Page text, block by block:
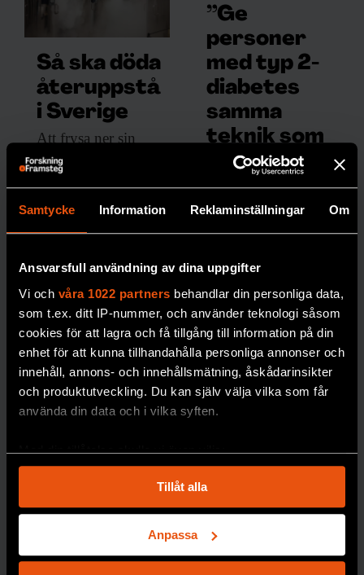
Samtycke Information Reklaminställningar Om
Ansvarsfull användning av dina uppgifter
Vi och våra 1022 partners behandlar din personliga data,
som t.ex. ditt IP-nummer, och använder teknologi såsom
cookies för att lagra och få tillgång till information på din
enhet för att kunna tillhandahålla personliga annonser och
innehåll, annons- och innehållsmätning, åskådarinsikter
och produktutveckling. Du kan själv välja vilka som får
använda din data och i vilka syften.
Med din tillåtelse skulle vi även vilja:
som kan ha en noggrannhet på upp till flera meter
Identifiera din enhet genom att aktivt skanna den
för specifika kännetecken (fingeravtryck)
Ta reda på mer om hur dina personliga uppgifter
Tillåt alla
Anpassa
Så ska döda
återuppstå
i Sverige
Att frysa ner sin
kropp inför en
eventuell
kostar drygt två
miljoner kronor. Nu
planeras ett lager för
i norra Sverige.
PREMIUM
DÖDLIGHET
”Ge
personer
med typ 2-
diabetes
samma
teknik som
de med typ
1”
Att de
inte
e
mätnin
g av
blodso
cker
blir
n,
en
Jendle.